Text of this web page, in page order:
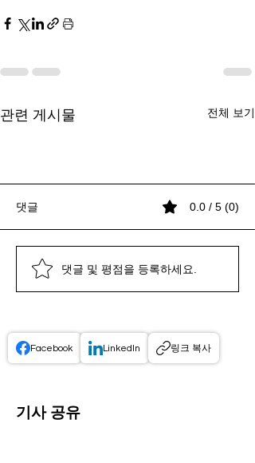
관련 게시물 전체 보기
프로엠알 서비스 특징: 구
성과 장점 완벽 분석
프로엠알 데모 체험: 쉽고
빠른 데모 신청 방법 안내
CSO 정산 투명성 강화,
2026년 법인의 대응 전략
프로엠알 서비스 특징: 구
성과 장점 완벽 분석
프로엠알 데모 체험: 쉽고
빠른 데모 신청 방법 안내
CSO 정산 투명성 강화,
2026년 법인의 대응 전략
프로엠알 서비스 특징: 구
성과 장점 완벽 분석
댓글 0.0 / 5 (0)
댓글 및 평점을 등록하세요.
Facebook LinkedIn 링크 복사
기사 공유